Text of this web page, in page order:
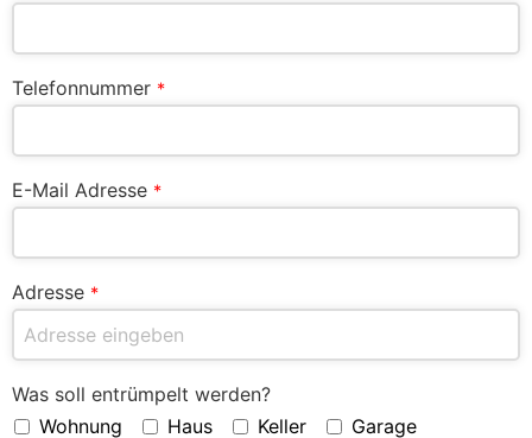
Telefonnummer *
E-Mail Adresse *
Adresse *
Was soll entrümpelt werden?
Wohnung
Haus Keller Garage